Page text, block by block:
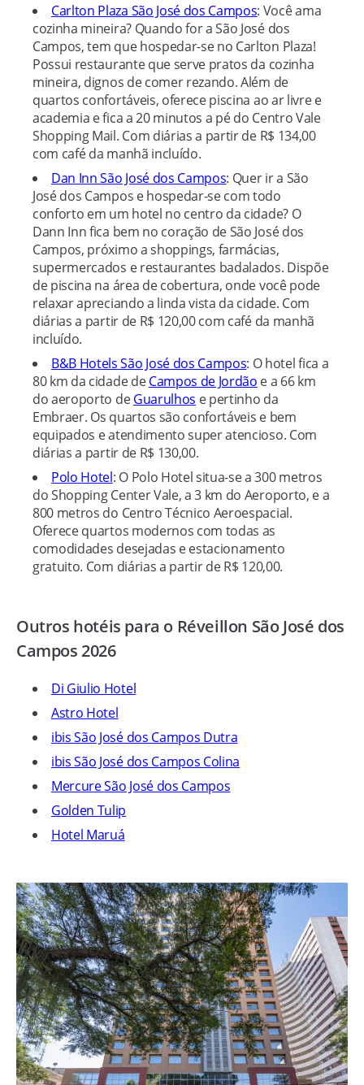
Carlton Plaza São José dos Campos: Você ama
cozinha mineira? Quando for a São José dos
Campos, tem que hospedar-se no Carlton Plaza!
Possui restaurante que serve pratos da cozinha
mineira, dignos de comer rezando. Além de
quartos confortáveis, oferece piscina ao ar livre e
academia e fica a 20 minutos a pé do Centro Vale
Shopping Mail. Com diárias a partir de R$ 134,00
com café da manhã incluído.
Dan Inn São José dos Campos: Quer ir a São
José dos Campos e hospedar-se com todo
conforto em um hotel no centro da cidade? O
Dann Inn fica bem no coração de São José dos
Campos, próximo a shoppings, farmácias,
supermercados e restaurantes badalados. Dispõe
de piscina na área de cobertura, onde você pode
relaxar apreciando a linda vista da cidade. Com
diárias a partir de R$ 120,00 com café da manhã
incluído.
B&B Hotels São José dos Campos: O hotel fica a
80 km da cidade deCampos de Jordão e a 66 km
do aeroporto deGuarulhos e pertinho da
Embraer. Os quartos são confortáveis e bem
equipados e atendimento super atencioso. Com
diárias a partir de R$ 130,00.
Polo Hotel: O Polo Hotel situa-se a 300 metros
do Shopping Center Vale, a 3 km do Aeroporto, e a
800 metros do Centro Técnico Aeroespacial.
Oferece quartos modernos com todas as
comodidades desejadas e estacionamento
gratuito. Com diárias a partir de R$ 120,00.
Outros hotéis para o Réveillon São José dos
Campos 2026
Di Giulio Hotel
Astro Hotel
ibis São José dos Campos Dutra
ibis São José dos Campos Colina
Mercure São José dos Campos
Golden Tulip
Hotel Maruá